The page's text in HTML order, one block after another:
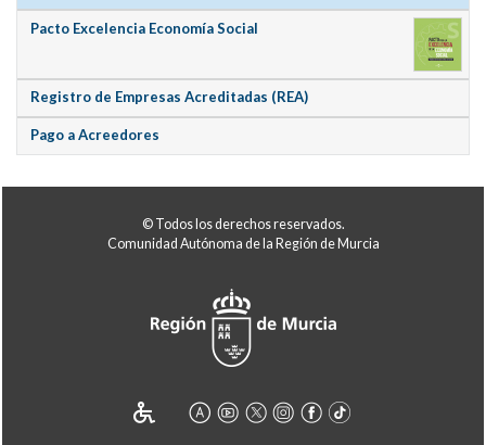
Pacto Excelencia Economía Social
Registro de Empresas Acreditadas (REA)
Pago a Acreedores
© Todos los derechos reservados.
Comunidad Autónoma de la Región de Murcia